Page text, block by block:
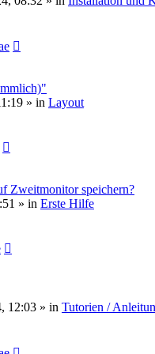
» in Layout
Zweitmonitor speichern?
» in Erste Hilfe
12:03 » in Tutorien /